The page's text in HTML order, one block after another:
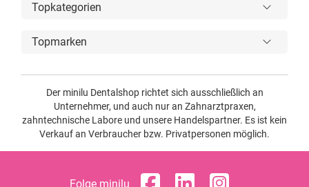
Topkategorien
Topmarken
Der minilu Dentalshop richtet sich ausschließlich an
Unternehmer, und auch nur an Zahnarztpraxen,
zahntechnische Labore und unsere Handelspartner. Es ist kein
Verkauf an Verbraucher bzw. Privatpersonen möglich.
Folge minilu